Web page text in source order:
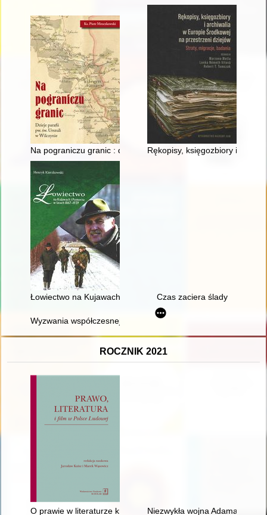
Na pograniczu granic : dzieje parafii pw. św. Urszuli w
Rękopisy, księgozbiory i
Łowiectwo na Kujawach i Pomorzu w latach 1867-1939
Czas zaciera ślady
Wyzwania współczesnej biografistyki historycznej w
ROCZNIK 2021
O prawie w literaturze kryminalno-sensacyjnej PRL
Niezwykła wojna Adama Oko :